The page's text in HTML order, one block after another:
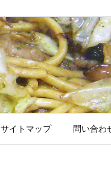
サイトマップ 問い合わ